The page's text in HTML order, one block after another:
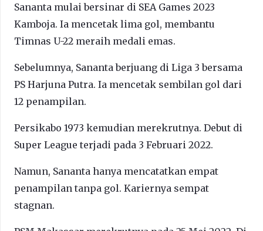
Sananta mulai bersinar di SEA Games 2023
Kamboja. Ia mencetak lima gol, membantu
Timnas U-22 meraih medali emas.
Sebelumnya, Sananta berjuang di Liga 3 bersama
PS Harjuna Putra. Ia mencetak sembilan gol dari
12 penampilan.
Persikabo 1973 kemudian merekrutnya. Debut di
Super League terjadi pada 3 Februari 2022.
Namun, Sananta hanya mencatatkan empat
penampilan tanpa gol. Kariernya sempat
stagnan.